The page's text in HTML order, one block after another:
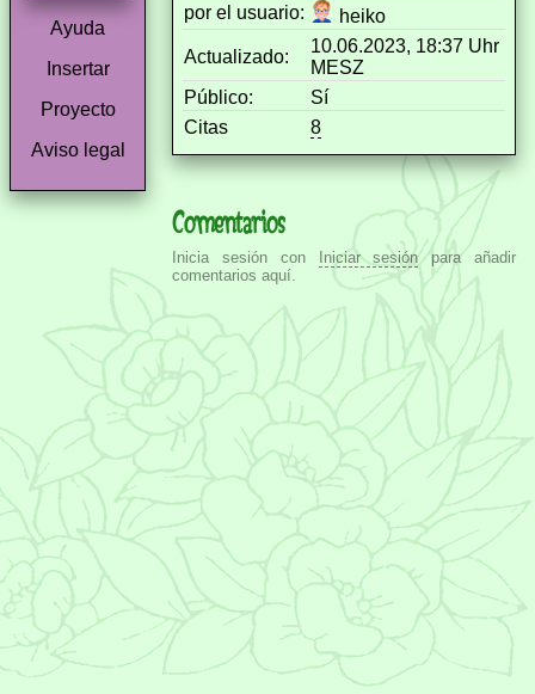
Ayuda
Insertar
Proyecto
Aviso legal
por el usuario:
heiko
Actualizado:
10.06.2023, 18:37 Uhr
MESZ
Público:
Sí
Citas
8
Comentarios
Inicia sesión con Iniciar sesiónpara añadir
comentarios aquí.